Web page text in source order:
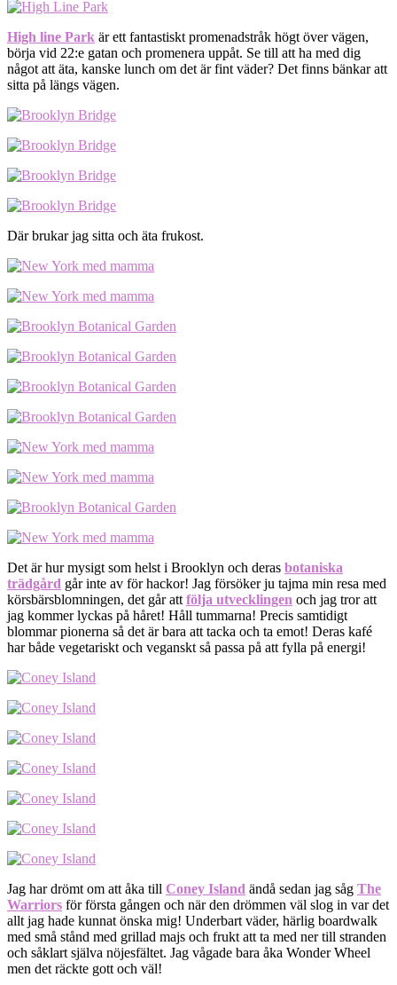
High line Park är ett fantastiskt promenadstråk högt över vägen,
börja vid 22:e gatan och promenera uppåt. Se till att ha med dig
något att äta, kanske lunch om det är fint väder? Det finns bänkar att
sitta på längs vägen.
Där brukar jag sitta och äta frukost.
Det är hur mysigt som helst i Brooklyn och deras botaniska
trädgård går inte av för hackor! Jag försöker ju tajma min resa med
körsbärsblomningen, det går att följa utvecklingen och jag tror att
jag kommer lyckas på håret! Håll tummarna! Precis samtidigt
blommar pionerna så det är bara att tacka och ta emot! Deras kafé
har både vegetariskt och veganskt så passa på att fylla på energi!
Jag har drömt om att åka till Coney Island ändå sedan jag såg The
Warriors för första gången och när den drömmen väl slog in var det
allt jag hade kunnat önska mig! Underbart väder, härlig boardwalk
med små stånd med grillad majs och frukt att ta med ner till stranden
och såklart själva nöjesfältet. Jag vågade bara åka Wonder Wheel
men det räckte gott och väl!